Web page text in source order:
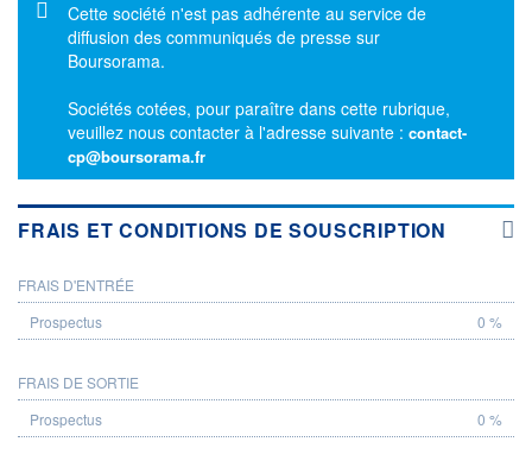
Message d'information
Cette société n'est pas adhérente au service de
diffusion des communiqués de presse sur
Boursorama.
Sociétés cotées, pour paraître dans cette rubrique,
veuillez nous contacter à l'adresse suivante : contact-
cp@boursorama.fr
FRAIS ET CONDITIONS DE SOUSCRIPTION
PROSPECTUS
FRAIS D'ENTRÉE
0 %
FRAIS DE SORTIE
0 %